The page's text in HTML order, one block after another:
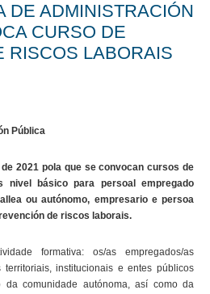
DE ADMINISTRACIÓN
CURSO DE
RISCOS LABORAIS
Pública
de 2021 pola que se convocan cursos de
nivel básico para persoal empregado
ou autónomo, empresario e persoa
de riscos laborais.
formativa: os/as empregados/as
territoriais, institucionais e entes públicos
da comunidade autónoma, así como da